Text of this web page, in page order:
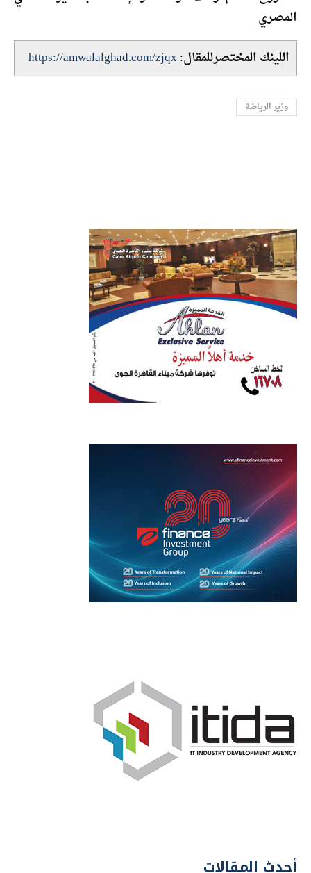
المصري
اللينك المختصرللمقال:https://amwalalghad.com/zjqx
وزير الرياضة
أحدث المقالات